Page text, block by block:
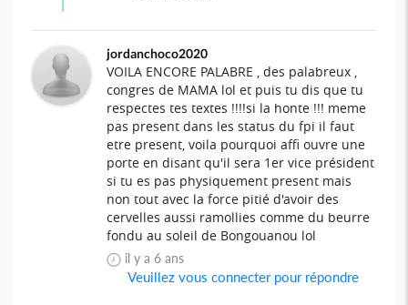
jordanchoco2020
VOILA ENCORE PALABRE , des palabreux ,
congres de MAMA lol et puis tu dis que tu
respectes tes textes !!!!si la honte !!! meme
pas present dans les status du fpi il faut
etre present, voila pourquoi affi ouvre une
porte en disant qu'il sera 1er vice président
si tu es pas physiquement present mais
non tout avec la force pitié d'avoir des
cervelles aussi ramollies comme du beurre
fondu au soleil de Bongouanou lol
il y a 6 ans
Veuillez vous connecter pour répondre